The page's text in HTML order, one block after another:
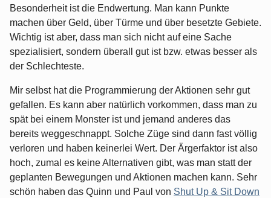
Besonderheit ist die Endwertung. Man kann Punkte
machen über Geld, über Türme und über besetzte Gebiete.
Wichtig ist aber, dass man sich nicht auf eine Sache
spezialisiert, sondern überall gut ist bzw. etwas besser als
der Schlechteste.
Mir selbst hat die Programmierung der Aktionen sehr gut
gefallen. Es kann aber natürlich vorkommen, dass man zu
spät bei einem Monster ist und jemand anderes das
bereits weggeschnappt. Solche Züge sind dann fast völlig
verloren und haben keinerlei Wert. Der Ärgerfaktor ist also
hoch, zumal es keine Alternativen gibt, was man statt der
geplanten Bewegungen und Aktionen machen kann. Sehr
schön haben das Quinn und Paul von Shut Up & Sit Down